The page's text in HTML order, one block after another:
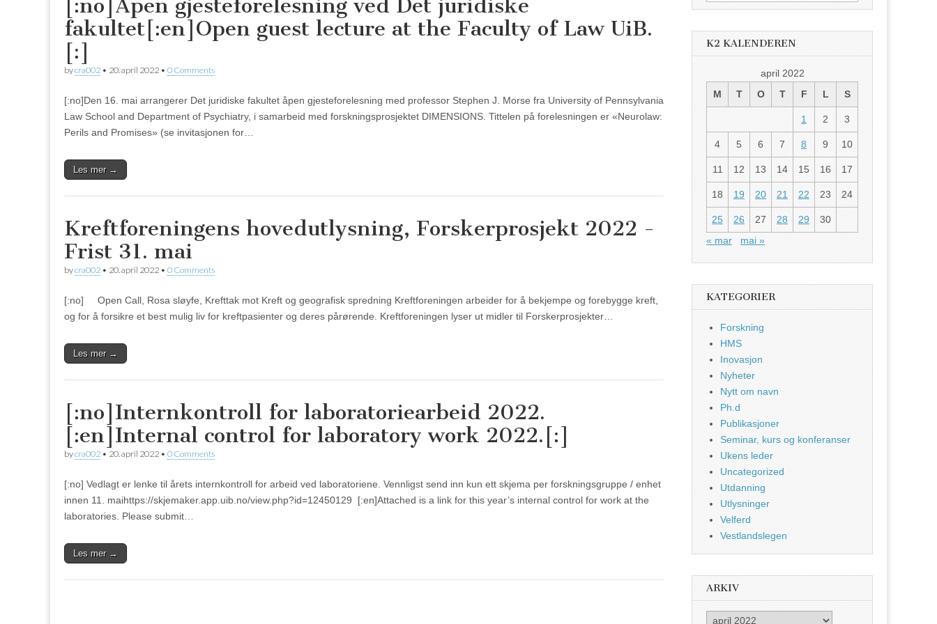
[:no]Åpen gjesteforelesning ved Det juridiske
fakultet[:en]Open guest lecture at the Faculty of Law UiB.
[:]
bycra002 • 20. april 2022 • 0 Comments
[:no]Den 16. mai arrangerer Det juridiske fakultet åpen gjesteforelesning med professor Stephen J. Morse fra University of Pennsylvania
Law School and Department of Psychiatry, i samarbeid med forskningsprosjektet DIMENSIONS. Tittelen på forelesningen er «Neurolaw:
Perils and Promises» (se invitasjonen for…
Les mer →
Kreftforeningens hovedutlysning, Forskerprosjekt 2022 -
Frist 31. mai
bycra002 • 20. april 2022 • 0 Comments
[:no] Open Call, Rosa sløyfe, Krefttak mot Kreft og geografisk spredning Kreftforeningen arbeider for å bekjempe og forebygge kreft,
og for å forsikre et best mulig liv for kreftpasienter og deres pårørende. Kreftforeningen lyser ut midler til Forskerprosjekter…
Les mer →
[:no]Internkontroll for laboratoriearbeid 2022.
[:en]Internal control for laboratory work 2022.[:]
bycra002 • 20. april 2022 • 0 Comments
[:no] Vedlagt er lenke til årets internkontroll for arbeid ved laboratoriene. Vennligst send inn kun ett skjema per forskningsgruppe / enhet
innen 11. maihttps://skjemaker.app.uib.no/view.php?id=12450129 [:en]Attached is a link for this year’s internal control for work at the
laboratories. Please submit…
Les mer →
K2 KALENDEREN
april 2022
M
T O T F L S
1 2 3
4 5 6 7 8 9 10
11 12 13 14 15 16 17
18 19 20 21 22 23 24
25 26 27 28 29
30
« mar
mai »
KATEGORIER
Forskning
HMS
Inovasjon
Nyheter
Nytt om navn
Ph.d
Publikasjoner
Seminar, kurs og konferanser
Ukens leder
Uncategorized
Utdanning
Utlysninger
Velferd
Vestlandslegen
ARKIV